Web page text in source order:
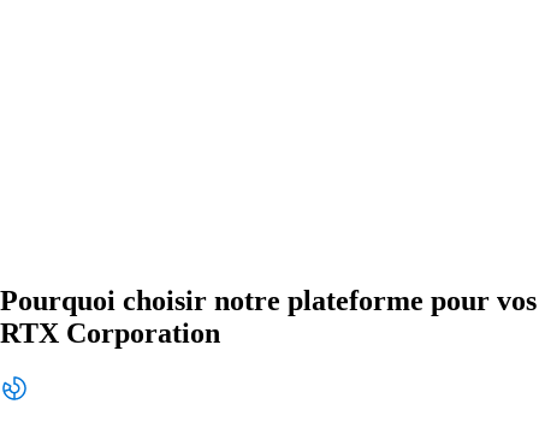
Pourquoi choisir notre plateforme pour vos
RTX Corporation